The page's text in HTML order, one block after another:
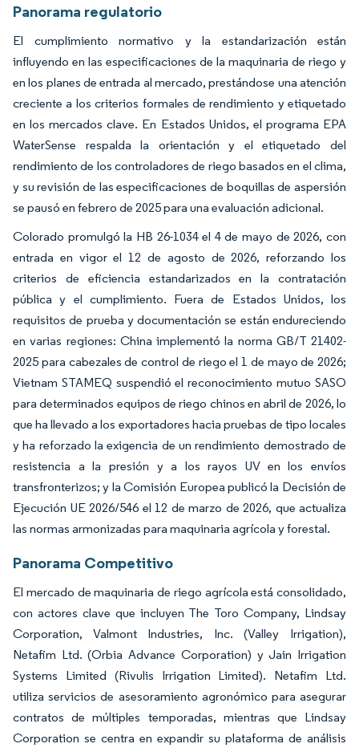
Panorama regulatorio
El cumplimiento normativo y la estandarización están
influyendo en las especificaciones de la maquinaria de riego y
en los planes de entrada al mercado, prestándose una atención
creciente a los criterios formales de rendimiento y etiquetado
en los mercados clave. En Estados Unidos, el programa EPA
WaterSense respalda la orientación y el etiquetado del
rendimiento de los controladores de riego basados en el clima,
y su revisión de las especificaciones de boquillas de aspersión
se pausó en febrero de 2025 para una evaluación adicional.
Colorado promulgó la HB 26-1034 el 4 de mayo de 2026, con
entrada en vigor el 12 de agosto de 2026, reforzando los
criterios de eficiencia estandarizados en la contratación
pública y el cumplimiento. Fuera de Estados Unidos, los
requisitos de prueba y documentación se están endureciendo
en varias regiones: China implementó la norma GB/T 21402-
2025 para cabezales de control de riego el 1 de mayo de 2026;
Vietnam STAMEQ suspendió el reconocimiento mutuo SASO
para determinados equipos de riego chinos en abril de 2026, lo
que ha llevado a los exportadores hacia pruebas de tipo locales
y ha reforzado la exigencia de un rendimiento demostrado de
resistencia a la presión y a los rayos UV en los envíos
transfronterizos; y la Comisión Europea publicó la Decisión de
Ejecución UE 2026/546 el 12 de marzo de 2026, que actualiza
las normas armonizadas para maquinaria agrícola y forestal.
Panorama Competitivo
El mercado de maquinaria de riego agrícola está consolidado,
con actores clave que incluyen The Toro Company, Lindsay
Corporation, Valmont Industries, Inc. (Valley Irrigation),
Netafim Ltd. (Orbia Advance Corporation) y Jain Irrigation
Systems Limited (Rivulis Irrigation Limited). Netafim Ltd.
utiliza servicios de asesoramiento agronómico para asegurar
contratos de múltiples temporadas, mientras que Lindsay
Corporation se centra en expandir su plataforma de análisis